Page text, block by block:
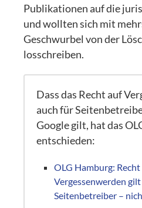
Publikationen auf die
und wollten sich mit
Geschwurbel von der
losschreiben.
Dass das Recht auf
auch für
Google gilt, hat das
entschieden:
OLG Hamburg:
Vergessenwerden
Seitenbetreiber –